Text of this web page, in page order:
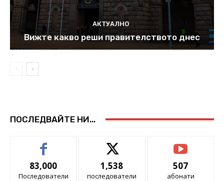
АКТУАЛНО
Вижте какво реши правителството днес
ПОСЛЕДВАЙТЕ НИ...
83,000
Последователи
1,538
последователи
507
абонати